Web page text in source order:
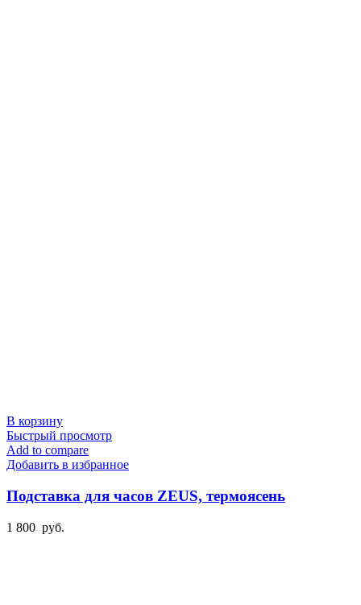
В корзину
Быстрый просмотр
Add to compare
Добавить в избранное
Подставка для часов ZEUS, термоясень
1 800 руб.